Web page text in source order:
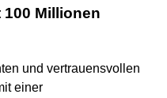
Millionen
und vertrauensvollen
einer